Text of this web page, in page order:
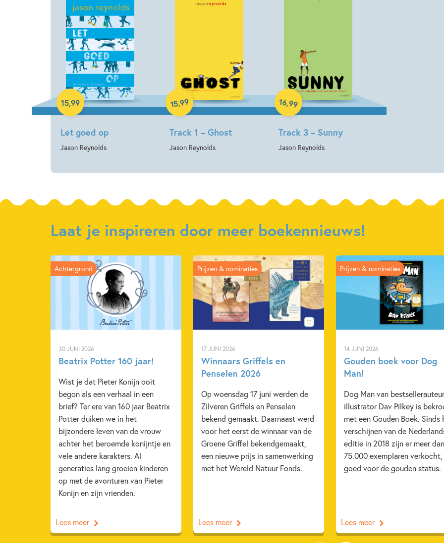
Let goed op
Jason Reynolds
15,99
Hardcover
Track 1 – Ghost
Jason Reynolds
15,99
Track 3 – Sunny
Jason Reynolds
16,99
Hardcover
Laat je inspireren door meer boekennieuws!
30 JUNI 2026
Beatrix Potter 160 jaar!
Wist je dat Pieter Konijn ooit
begon als een verhaal in een
brief? Ter ere van 160 jaar Beatrix
Potter duiken we in het
bijzondere leven van de vrouw
achter het beroemde konijntje en
vele andere karakters. Al
generaties lang groeien kinderen
op met de avonturen van Pieter
Konijn en zijn vrienden.
Achtergrond
Lees meer
17 JUNI 2026
Winnaars Griffels en
Penselen 2026
Op woensdag 17 juni werden de
Zilveren Griffels en Penselen
bekend gemaakt. Daarnaast werd
voor het eerst de winnaar van de
Groene Griffel bekendgemaakt,
een nieuwe prijs in samenwerking
met het Wereld Natuur Fonds.
Prijzen & nominaties
Lees meer
14 JUNI 2026
Gouden boek voor Dog
Man!
Dog Man van
illustrator Dav Pilkey is
met een Gouden Boek. Sinds
verschijnen van de
editie in 2018 zijn er meer dan
75.000 exemplaren verkocht,
goed voor de gouden status.
Prijzen & nominaties
Lees meer